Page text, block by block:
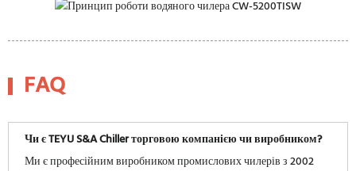
FAQ
Чи є TEYU S&A Chiller торговою компанією чи виробником?
Ми є професійним виробником промислових чилерів з 2002